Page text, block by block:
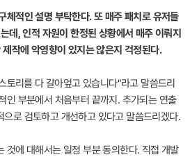
체적인 설명 부탁한다. 또 매주 패치로 유저들
데, 인적 자원이 한정된 상황에서 매주 이뤄지
작에 악영향이 있지는 않은지 걱정된다.
토리를 다 갈아엎고 있습니다"라고 말씀드리
인 부분에서 처음부터 끝까지. 추가되는 연출
로 검토하고 개선하고 있다고 말씀드리겠다.
것에 대해서는 일정 부분 동의한다. 직접 개발